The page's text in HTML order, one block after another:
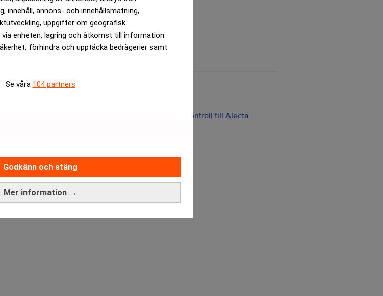
innehåll, annons- och innehållsmätning,
uppgifter om geografisk
enheten, lagring och åtkomst till information
förhindra och upptäcka bedrägerier samt
Se våra 104 partners
Mer information →
Godkänn och stäng
Medarbetare inom Intern styrning och kontroll till Alecta